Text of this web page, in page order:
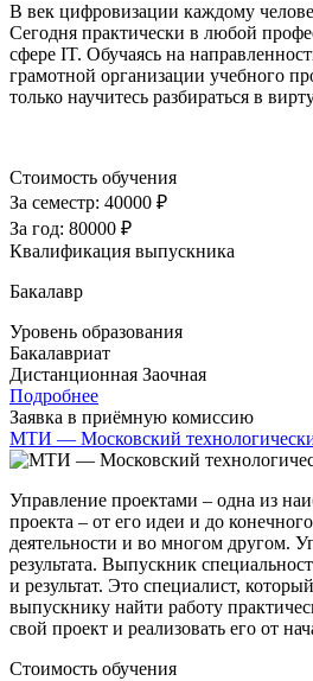
В век цифровизации каждому
Сегодня практически в любой
сфере IT. Обучаясь на
грамотной организации учебного
только научитесь разбираться в
Стоимость обучения
За семестр: 40000 ₽
За год: 80000 ₽
Квалификация выпускника
Бакалавр
Уровень образования
Бакалавриат
Дистанционная Заочная
Подробнее
Заявка в приёмную комиссию
МТИ — Московский
Управление проектами – одна из
проекта – от его идеи и до
деятельности и во многом другом.
результата. Выпускник
и результат. Это специалист,
выпускнику найти работу
свой проект и реализовать его от
Стоимость обучения